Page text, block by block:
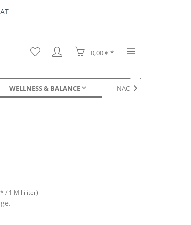
0,00 € *
WELLNESS & BALANCE NACHFÜLLUNGEN &

* / 1 Milliliter)